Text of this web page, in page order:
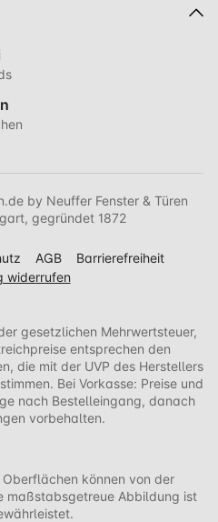
by Neuffer Fenster & Türen
gegründet 1872
AGB
Barrierefreiheit
widerrufen
gesetzlichen Mehrwertsteuer,
entsprechen den
die mit der UVP des Herstellers
Bei Vorkasse: Preise und
nach Bestelleingang, danach
vorbehalten.
können von der
maßstabsgetreue Abbildung ist